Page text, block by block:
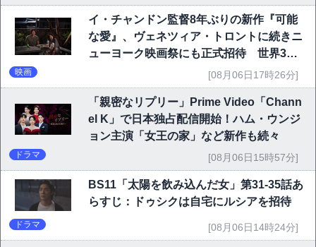
イ・チャンドン監督8年ぶりの新作『可能
な愛』、ヴェネツィア・トロントに続きニ
ューヨーク映画祭にも正式招待 世界3大
映画祭で快挙｜Netflix映画
映画 [08月06日17時26分]
「親密なリプリー」Prime Video「Chann
el K」で日本独占配信開始！ハム・ウンジ
ョン主演「女王の家」など新作も続々
ドラマ [08月06日15時57分]
BS11「太陽を飲み込んだ女」第31-35話あ
らすじ：ドゥシクは自宅にルシアを招待
ドラマ [08月06日14時24分]